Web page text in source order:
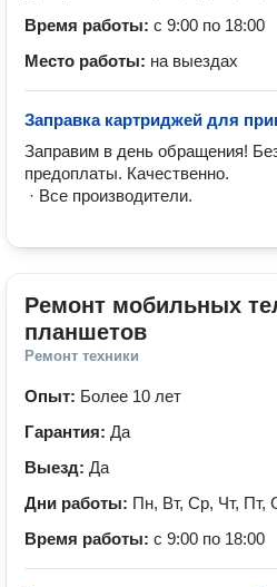
Время работы: с 9:00 по 18:00
Место работы: на выездах
Заправка картриджей для
Заправим в день обращения!
предоплаты. Качественно.
· Все производители.
Ремонт мобильных
планшетов
Ремонт техники
Опыт: Более 10 лет
Гарантия: Да
Выезд: Да
Дни работы: Пн, Вт, Ср, Чт, Пт,
Время работы: с 9:00 по 18:00